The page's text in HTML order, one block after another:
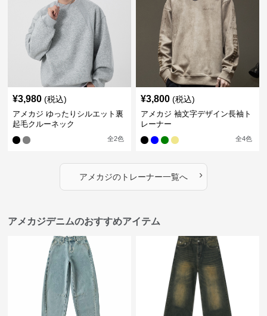
¥3,980 (税込)
アメカジ ゆったりシルエット裏
起毛クルーネック
全2色
¥3,800 (税込)
アメカジ 袖文字デザイン長袖ト
レーナー
全4色
アメカジのトレーナー一覧へ ›
アメカジデニムのおすすめアイテム